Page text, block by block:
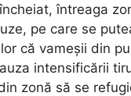
întreaga
pe care se
că vameșii din
intensificării
zonă să se